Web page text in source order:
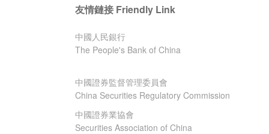
友情鏈接 Friendly Link
中國人民銀行
The People's Bank of China
中國證券監督管理委員會
China Securities Regulatory Commission
中國證券業協會
Securities Association of China